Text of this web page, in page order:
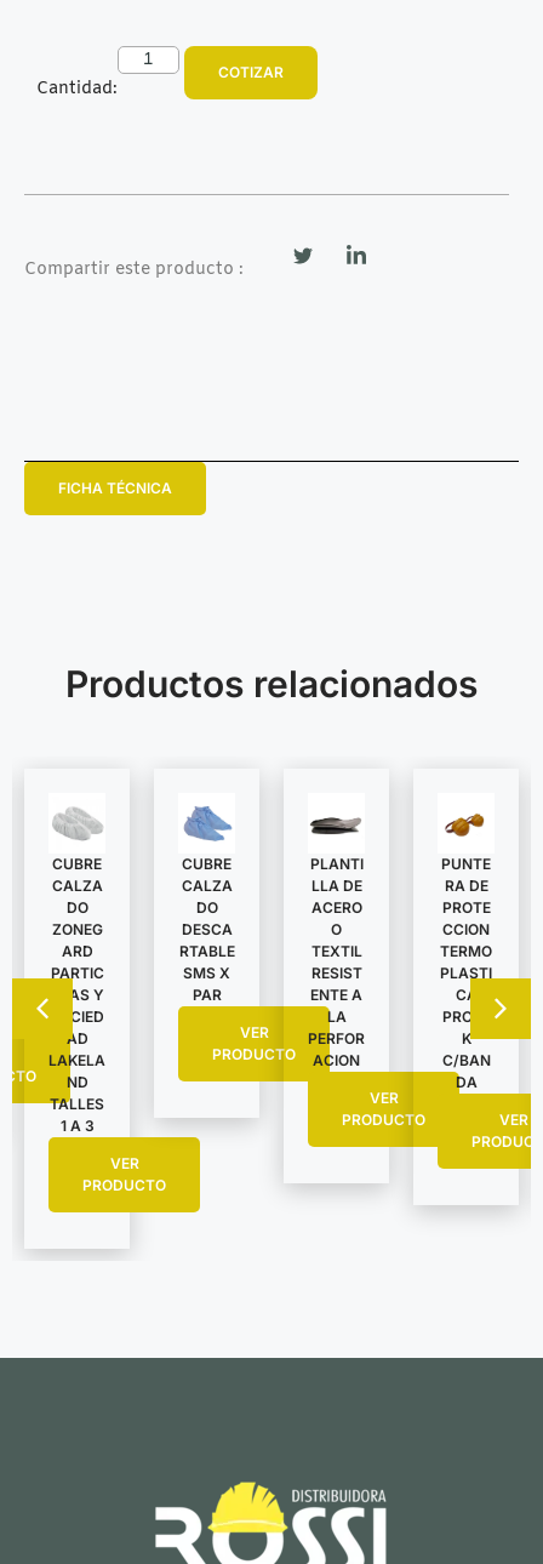
Cantidad:
COTIZAR
Compartir este producto :
FICHA TÉCNICA
Productos relacionados
CUBRE
CALZA
DO
ZONEG
ARD
PARTIC
ULAS Y
SUCIED
AD
LAKELA
ND
TALLES
1 A 3
VER
PRODUCTO
CUBRE
CALZA
DO
DESCA
RTABLE
SMS X
PAR
VER
PRODUCTO
PLANTI
LLA DE
ACERO
O
TEXTIL
RESIST
ENTE A
LA
PERFOR
ACION
VER
PRODUCTO
PUNTE
RA DE
PROTE
CCION
TERMO
PLASTI
CA
PROTE
K
C/BAN
DA
VER